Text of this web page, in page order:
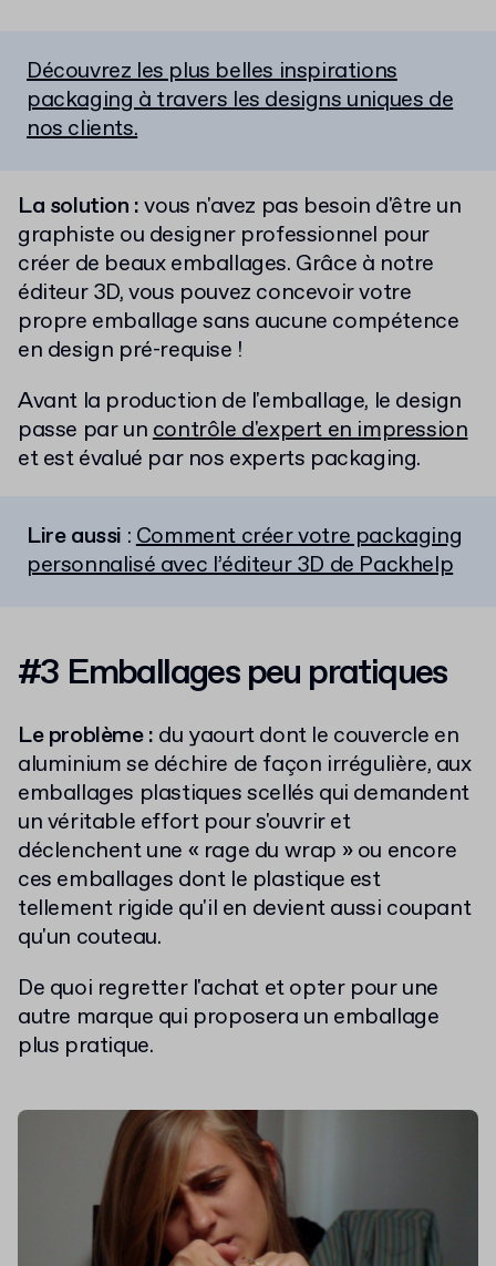
Découvrez les plus belles inspirations
packaging à travers les designs uniques de
nos clients.
La solution :vous n'avez pas besoin d'être un
graphiste ou designer professionnel pour
créer de beaux emballages. Grâce à notre
éditeur 3D, vous pouvez concevoir votre
propre emballage sans aucune compétence
en design pré-requise !
Avant la production de l'emballage, le design
passe par uncontrôle d'expert en impression
et est évalué par nos experts packaging.
Lire aussi :Comment créer votre packaging
personnalisé avec l’éditeur 3D de Packhelp
#3 Emballages peu pratiques
Le problème : du yaourt dont le couvercle en
aluminium se déchire de façon irrégulière, aux
emballages plastiques scellés qui demandent
un véritable effort pour s'ouvrir et
déclenchent une « rage du wrap » ou encore
ces emballages dont le plastique est
tellement rigide qu'il en devient aussi coupant
qu'un couteau.
De quoi regretter l'achat et opter pour une
autre marque qui proposera un emballage
plus pratique.